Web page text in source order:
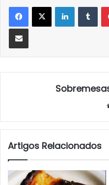
LinkedIn
Partilhar Via Email
Artigos Relacionados